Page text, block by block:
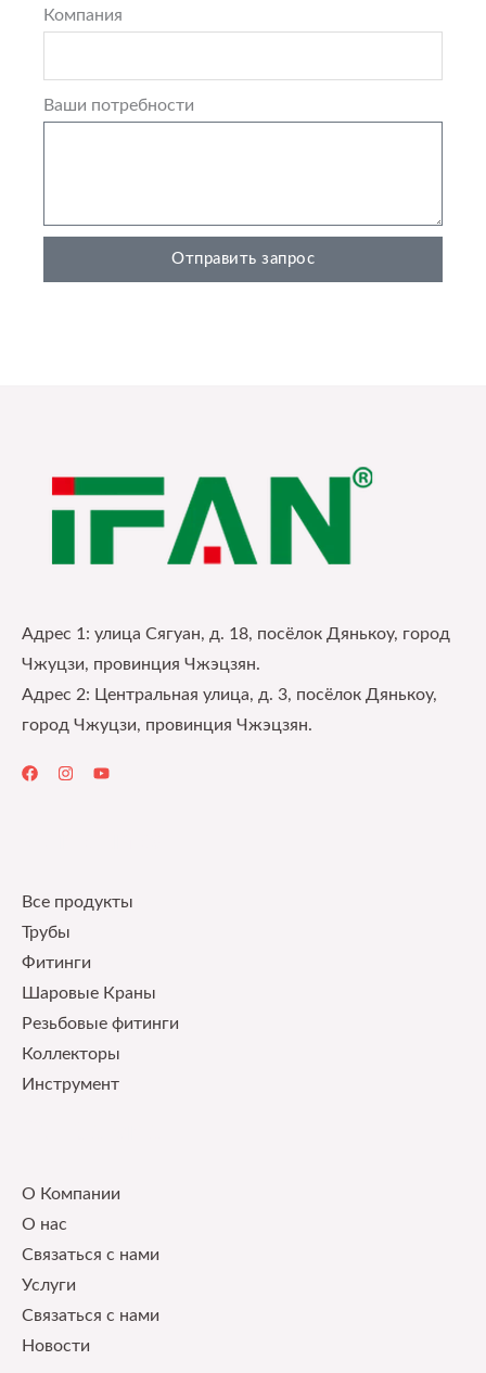
Компания
Ваши потребности
Отправить запрос
Адрес 1: улица Сягуан, д. 18, посёлок Дянькоу, город
Чжуцзи, провинция Чжэцзян.
Адрес 2: Центральная улица, д. 3, посёлок Дянькоу,
город Чжуцзи, провинция Чжэцзян.
Все продукты
Трубы
Фитинги
Шаровые Краны
Pезьбовые фитинги
Коллекторы
Инструмент
О Компании
О нас
Связаться с нами
Услуги
Связаться с нами
Новости